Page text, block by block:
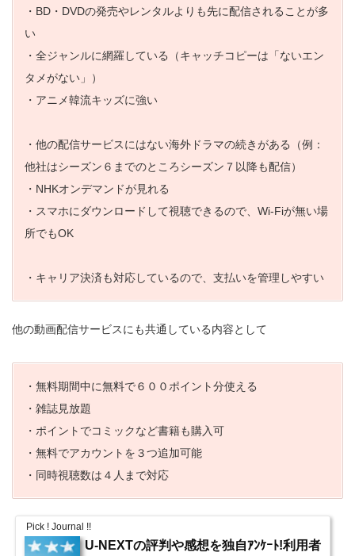
・BD・DVDの発売やレンタルよりも先に配信されることが多
い
・全ジャンルに網羅している（キャッチコピーは「ないエン
タメがない」）
・アニメ韓流キッズに強い
・他の配信サービスにはない海外ドラマの続きがある（例：
他社はシーズン６までのところシーズン７以降も配信）
・NHKオンデマンドが見れる
・スマホにダウンロードして視聴できるので、Wi-Fiが無い場
所でもOK
・キャリア決済も対応しているので、支払いを管理しやすい
他の動画配信サービスにも共通している内容として
・無料期間中に無料で６００ポイント分使える
・雑誌見放題
・ポイントでコミックなど書籍も購入可
・無料でアカウントを３つ追加可能
・同時視聴数は４人まで対応
Pick ! Journal !!
U-NEXTの評判や感想を独自ｱﾝｹｰﾄ!利用者